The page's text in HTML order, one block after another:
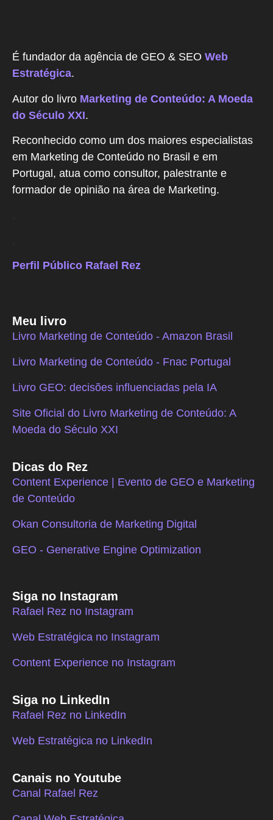
É fundador da agência de GEO & SEO Web
Estratégica.
Autor do livro Marketing de Conteúdo: A Moeda
do Século XXI.
Reconhecido como um dos maiores especialistas
em Marketing de Conteúdo no Brasil e em
Portugal, atua como consultor, palestrante e
formador de opinião na área de Marketing.
Perfil Público Rafael Rez
Meu livro
Livro Marketing de Conteúdo - Amazon Brasil
Livro Marketing de Conteúdo - Fnac Portugal
Livro GEO: decisões influenciadas pela IA
Site Oficial do Livro Marketing de Conteúdo: A
Moeda do Século XXI
Dicas do Rez
Content Experience | Evento de GEO e Marketing
de Conteúdo
Okan Consultoria de Marketing Digital
GEO - Generative Engine Optimization
Siga no Instagram
Rafael Rez no Instagram
Web Estratégica no Instagram
Content Experience no Instagram
Siga no LinkedIn
Rafael Rez no LinkedIn
Web Estratégica no LinkedIn
Canais no Youtube
Canal Rafael Rez